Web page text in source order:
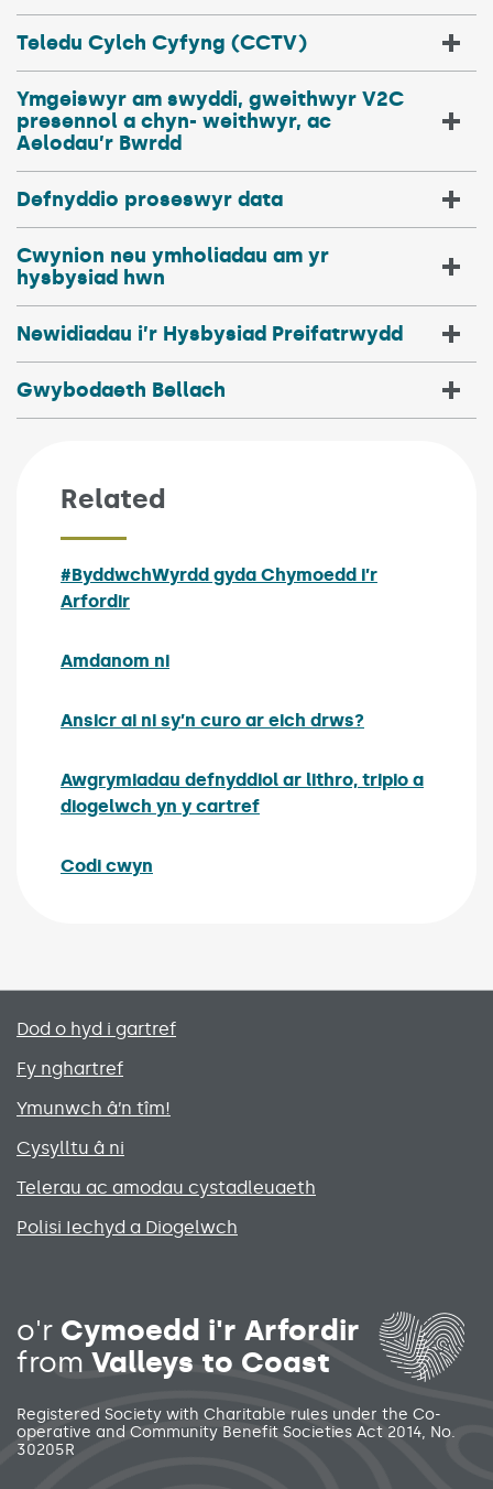
Teledu Cylch Cyfyng (CCTV)
Ymgeiswyr am swyddi, gweithwyr V2C
presennol a chyn- weithwyr, ac
Aelodau’r Bwrdd
Defnyddio proseswyr data
Cwynion neu ymholiadau am yr
hysbysiad hwn
Newidiadau i’r Hysbysiad Preifatrwydd
Gwybodaeth Bellach
Related
#ByddwchWyrdd gyda Chymoedd i’r
Arfordir
Amdanom ni
Ansicr ai ni sy’n curo ar eich drws?
Awgrymiadau defnyddiol ar lithro, tripio a
diogelwch yn y cartref
Codi cwyn
Primary footer menu
Dod o hyd i gartref
Fy nghartref
Ymunwch â’n tîm!
Cysylltu â ni
Telerau ac amodau cystadleuaeth
Polisi Iechyd a Diogelwch
o'r Cymoedd i'r Arfordir
from Valleys to Coast
Registered Society with Charitable rules under the Co-
operative and Community Benefit Societies Act 2014, No.
30205R